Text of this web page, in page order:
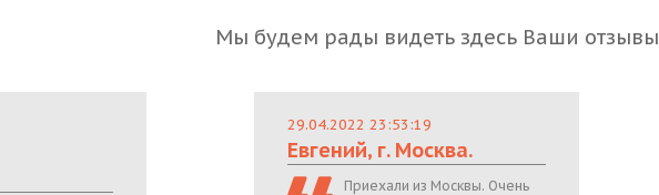
Мы будем рады видеть здесь Ваши отзывы
29.04.2022 23:53:19
Евгений, г. Москва.
Приехали из Москвы. Очень